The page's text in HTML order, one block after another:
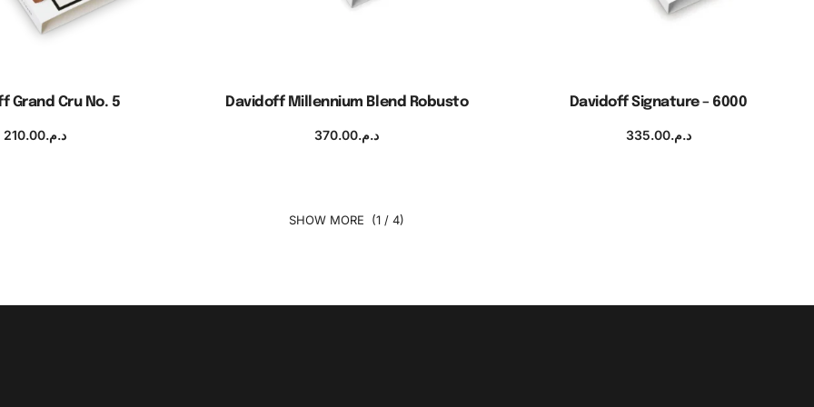
Grand Cru No. 5
د.م.210.00
Davidoff Millennium Blend Robusto
د.م.370.00
Davidoff Signature – 6000
د.م.335.00
(1 / 4)